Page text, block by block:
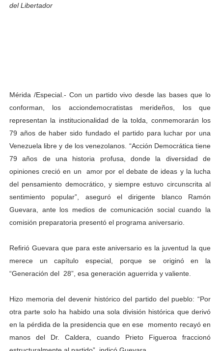
Instituto Nacional de Nutrición celebra Semana
Fortaleciendo la economía comunal en El Vigía con
Campo Elías consolida plan de bacheo en el sector La
Fundecem inició con éxito el taller vacacional de
El Lactario del Iahula celebra la Semana Mundial de la
Plan Vacacional "Venezuela Ríe 2026" brinda
Inicia el plan vacacional Venezuela Renace en el
del Libertador
Mérida /Especial.- Con un partido vivo desde las bases que lo
conforman, los acciondemocratistas merideños, los que
representan la institucionalidad de la tolda, conmemorarán los
79 años de haber sido fundado el partido para luchar por una
Venezuela libre y de los venezolanos. “Acción Democrática tiene
79 años de una historia profusa, donde la diversidad de
opiniones creció en un amor por el debate de ideas y la lucha
del pensamiento democrático, y siempre estuvo circunscrita al
sentimiento popular”, aseguró el dirigente blanco Ramón
Guevara, ante los medios de comunicación social cuando la
comisión preparatoria presentó el programa aniversario.
Refirió Guevara que para este aniversario es la juventud la que
merece un capítulo especial, porque se originó en la
“Generación del 28”, esa generación aguerrida y valiente.
Hizo memoria del devenir histórico del partido del pueblo: “Por
otra parte solo ha habido una sola división histórica que derivó
en la pérdida de la presidencia que en ese momento recayó en
manos del Dr. Caldera, cuando Prieto Figueroa fraccionó